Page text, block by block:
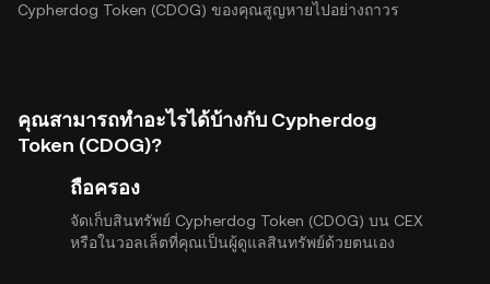
Cypherdog Token (CDOG) ของคุณสูญหายไปอย่างถาวร
คุณสามารถทำอะไรได้บ้างกับ Cypherdog
Token (CDOG)?
ถือครอง
จัดเก็บสินทรัพย์ Cypherdog Token (CDOG) บน CEX
หรือในวอลเล็ตที่คุณเป็นผู้ดูแลสินทรัพย์ด้วยตนเอง